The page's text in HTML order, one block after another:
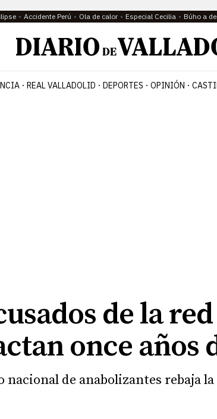
Accidente Perú Ola de calor Especial Cecilia Búho a
REAL VALLADOLID DEPORTES OPINIÓN
de la
once años
de anabolizantes rebaja